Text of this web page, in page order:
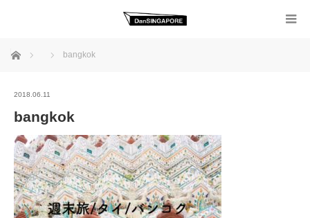
ホーム bangkok
2018.06.11
bangkok